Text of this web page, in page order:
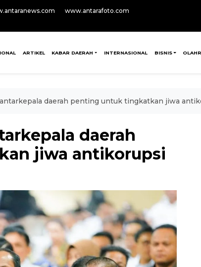
www.antarafoto.com
ARTIKEL KABAR DAERAH INTERNASIONAL BISNIS
daerah penting untuk tingkatkan jiwa
daerah
jiwa antikorupsi